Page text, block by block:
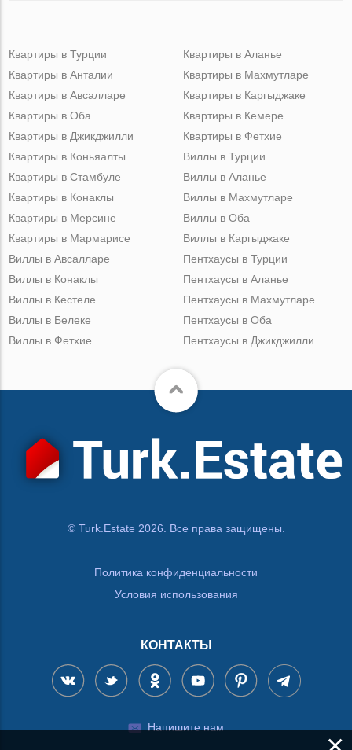
Квартиры в Турции
Квартиры в Анталии
Квартиры в Авсалларе
Квартиры в Оба
Квартиры в Джикджилли
Квартиры в Аланье
Квартиры в Махмутларе
Квартиры в Каргыджаке
Квартиры в Кемере
Квартиры в Фетхие
Квартиры в Коньяалты
Квартиры в Стамбуле
Квартиры в Конаклы
Квартиры в Мерсине
Квартиры в Мармарисе
Виллы в Турции
Виллы в Аланье
Виллы в Махмутларе
Виллы в Оба
Виллы в Каргыджаке
Виллы в Авсалларе
Виллы в Конаклы
Виллы в Кестеле
Виллы в Белеке
Виллы в Фетхие
Пентхаусы в Турции
Пентхаусы в Аланье
Пентхаусы в Махмутларе
Пентхаусы в Оба
Пентхаусы в Джикджилли
© Turk.Estate 2026. Все права защищены.
Политика конфиденциальности
Условия использования
КОНТАКТЫ
Напишите нам